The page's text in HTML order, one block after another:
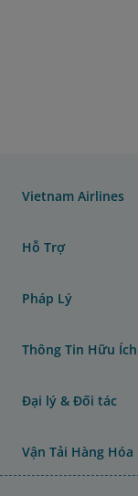
Vietnam Airlines
Hỗ Trợ
Pháp Lý
Thông Tin Hữu Ích
Đại lý & Đối tác
Vận Tải Hàng Hóa